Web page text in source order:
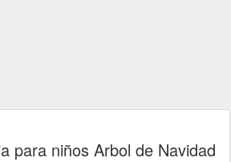
para niños Arbol de Navidad